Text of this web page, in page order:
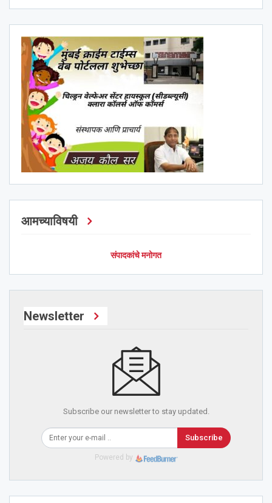
आमच्याविषयी
संपादकांचे मनोगत
Newsletter
Subscribe our newsletter to stay updated.
Subscribe
Powered by